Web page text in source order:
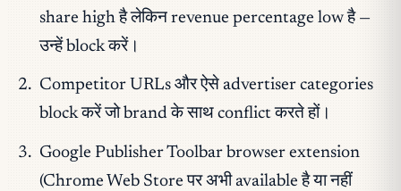
share high है लेकिन revenue percentage low है —
उन्हें block करें।
Competitor URLs और ऐसे advertiser categories
block करें जो brand के साथ conflict करते हों।
Google Publisher Toolbar browser extension
(Chrome Web Store पर अभी available है या नहीं